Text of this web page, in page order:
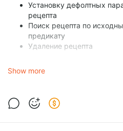
Установку дефолтных
рецепта
Поиск рецепта по
предикату
Удаление рецепта
Настраивать количество
наполнителя
Show more